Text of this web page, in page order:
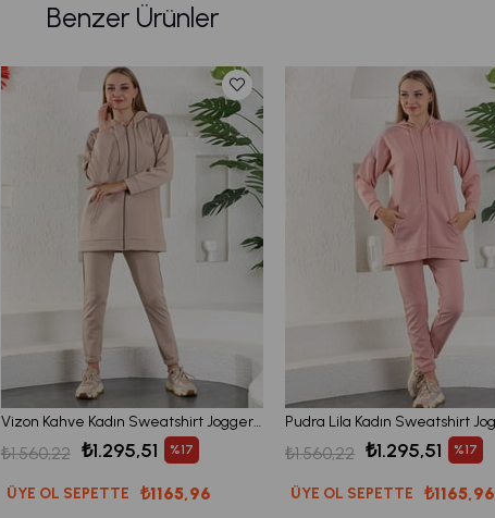
Benzer Ürünler
Vizon Kahve Kadın Sweatshirt Jogger Takımı Kapşonlu Fermuarlı Cepli
ÜYE OL SEPETTE ₺1165,96
₺1.295,51
₺1.560,22 %17
ÜYE OL SEPETTE ₺1165,96
₺1.295,51
₺1.560,22 %17